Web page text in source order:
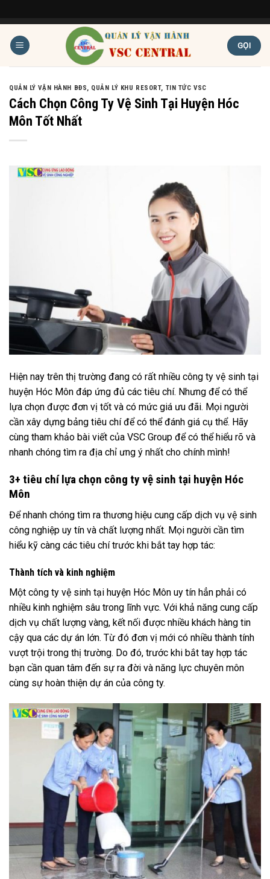
GỌI
QUẢN LÝ VẬN HÀNH BĐS, QUẢN LÝ KHU RESORT, TIN TỨC VSC
Cách Chọn Công Ty Vệ Sinh Tại Huyện Hóc
Môn Tốt Nhất
Hiện nay trên thị trường đang có rất nhiều công ty vệ sinh tại
huyện Hóc Môn đáp ứng đủ các tiêu chí. Nhưng để có thể
lựa chọn được đơn vị tốt và có mức giá ưu đãi. Mọi người
cần xây dựng bảng tiêu chí để có thể đánh giá cụ thể. Hãy
cùng tham khảo bài viết của VSC Group để có thể hiểu rõ và
nhanh chóng tìm ra địa chỉ ưng ý nhất cho chính mình!
3+ tiêu chí lựa chọn công ty vệ sinh tại huyện Hóc
Môn
Để nhanh chóng tìm ra thương hiệu cung cấp dịch vụ vệ sinh
công nghiệp uy tín và chất lượng nhất. Mọi người cần tìm
hiểu kỹ càng các tiêu chí trước khi bắt tay hợp tác:
Thành tích và kinh nghiệm
Một công ty vệ sinh tại huyện Hóc Môn uy tín hẳn phải có
nhiều kinh nghiệm sâu trong lĩnh vực. Với khả năng cung cấp
dịch vụ chất lượng vàng, kết nối được nhiều khách hàng tin
cậy qua các dự án lớn. Từ đó đơn vị mới có nhiều thành tính
vượt trội trong thị trường. Do đó, trước khi bắt tay hợp tác
bạn cần quan tâm đến sự ra đời và năng lực chuyên môn
cùng sự hoàn thiện dự án của công ty.